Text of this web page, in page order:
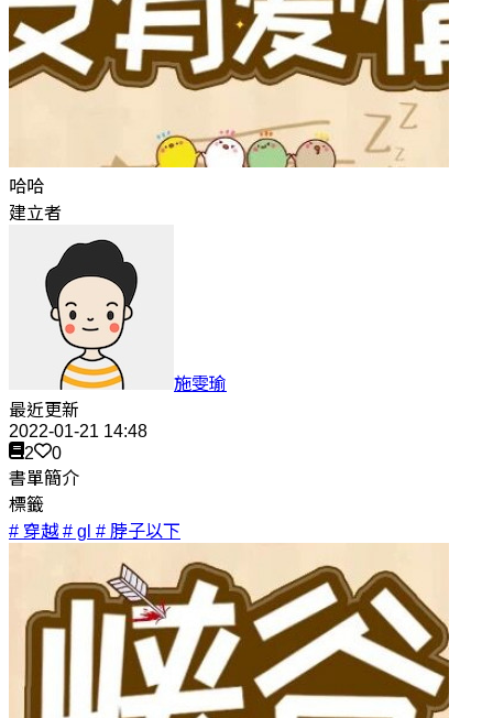
哈哈
建立者
施雯瑜
最近更新
2022-01-21 14:48
2
0
書單簡介
標籤
# 穿越# gl # 脖子以下